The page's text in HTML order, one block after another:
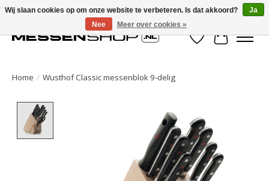
Verlanglijst
Home / Wusthof Classic messenblok 9-delig
Wij slaan cookies op om onze website te verbeteren. Is dat akkoord?
Ja
Nee
Meer over cookies »